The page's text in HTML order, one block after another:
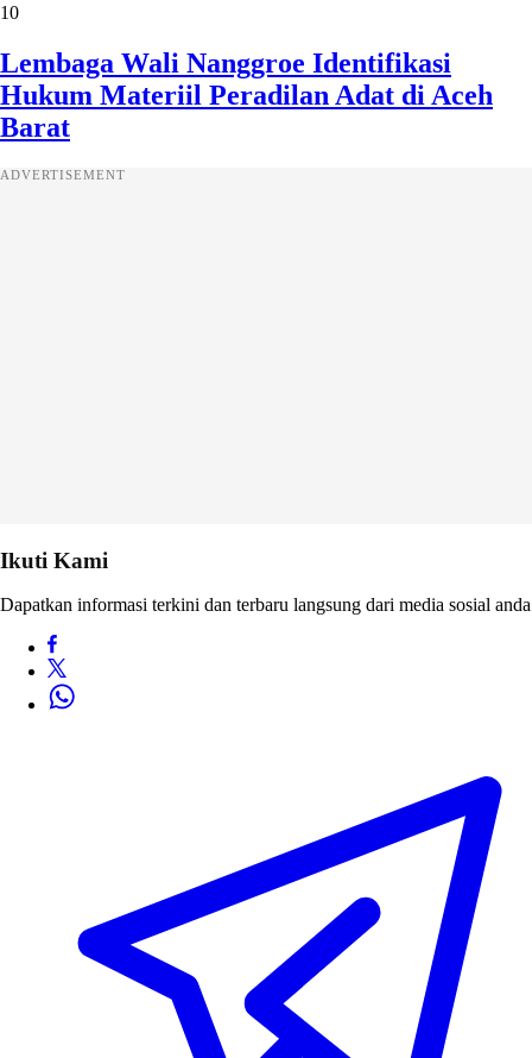
10
Lembaga Wali Nanggroe Identifikasi
Hukum Materiil Peradilan Adat di Aceh
Barat
ADVERTISEMENT
Ikuti Kami
Dapatkan informasi terkini dan terbaru langsung dari media sosial anda